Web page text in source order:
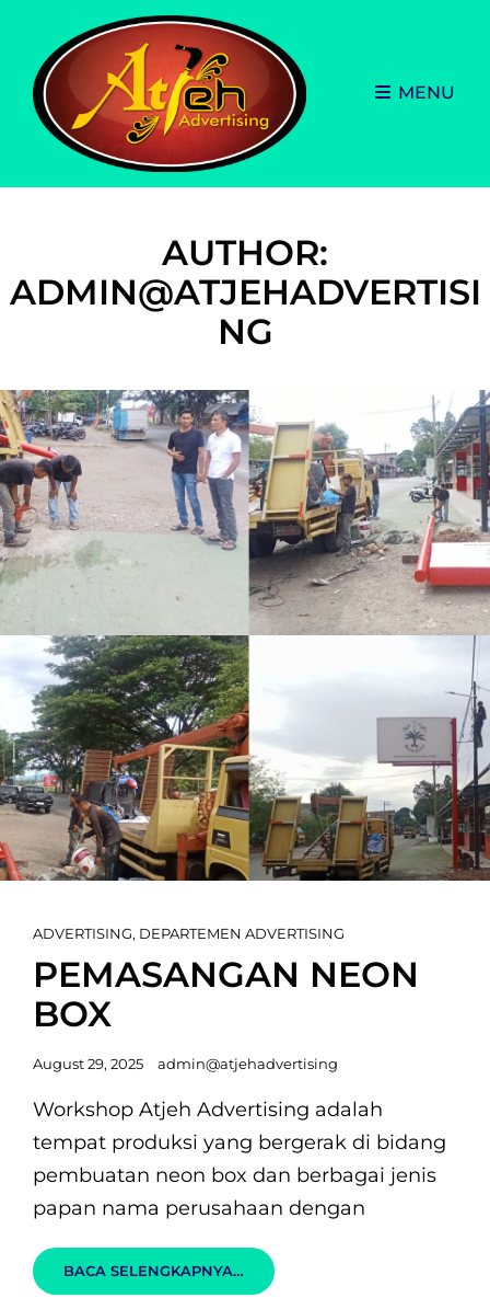
MENU
AUTHOR:
ADMIN@ATJEHADVERTISI
NG
Cat
Links
ADVERTISING, DEPARTEMEN ADVERTISING
PEMASANGAN NEON
BOX
Posted
August 29, 2025 admin@atjehadvertising
Workshop Atjeh Advertising adalah
tempat produksi yang bergerak di bidang
pembuatan neon box dan berbagai jenis
papan nama perusahaan dengan
BACA SELENGKAPNYA… PEMASANGAN
NEON